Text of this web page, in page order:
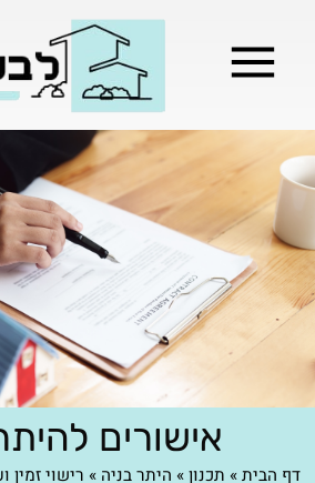
אישורים
דף הבית» תכנון» היתר בניה » רישוי זמין